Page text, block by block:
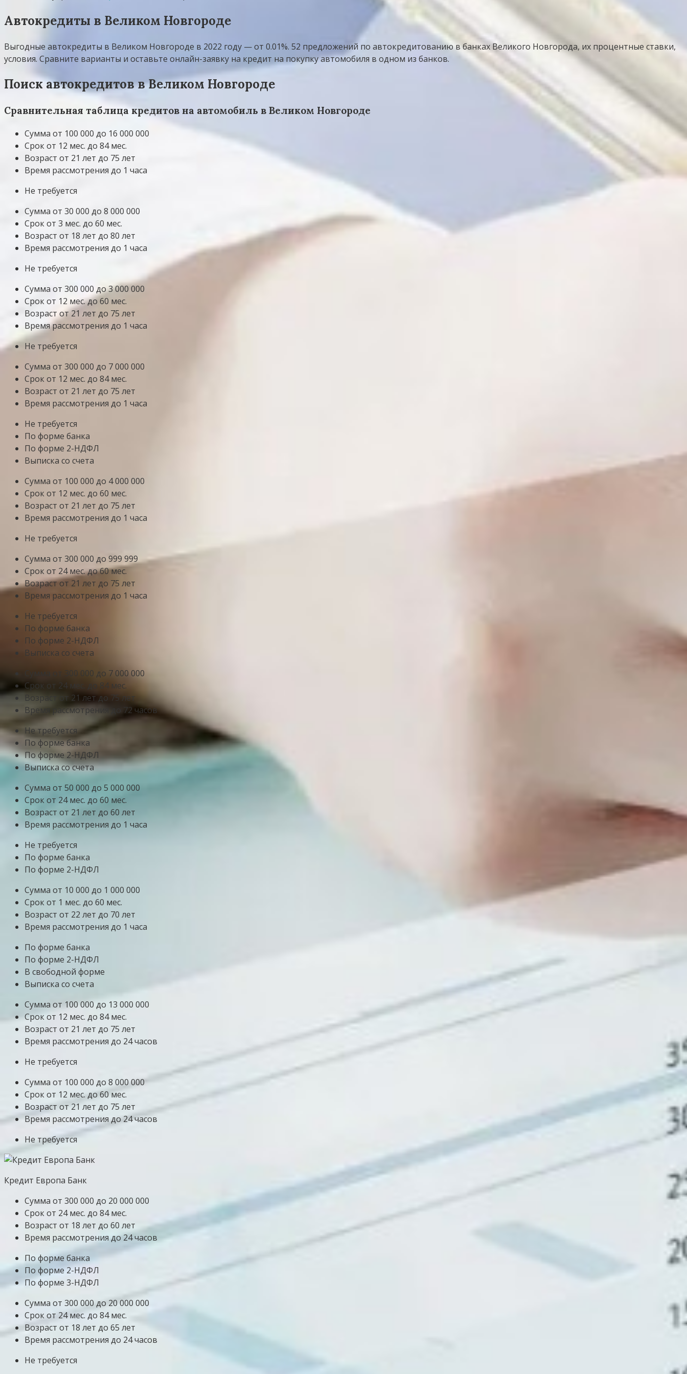
Автокредиты в Великом Новгороде
Выгодные автокредиты в Великом Новгороде в 2022 году — от 0.01%. 52 предложений по автокредитованию в банках Великого Новгорода, их процентные ставки,
условия. Сравните варианты и оставьте онлайн-заявку на кредит на покупку автомобиля в одном из банков.
Поиск автокредитов в Великом Новгороде
Сравнительная таблица кредитов на автомобиль в Великом Новгороде
Сумма от 100 000 до 16 000 000
Срок от 12 мес. до 84 мес.
Возраст от 21 лет до 75 лет
Время рассмотрения до 1 часа
Не требуется
Сумма от 30 000 до 8 000 000
Срок от 3 мес. до 60 мес.
Возраст от 18 лет до 80 лет
Время рассмотрения до 1 часа
Не требуется
Сумма от 300 000 до 3 000 000
Срок от 12 мес. до 60 мес.
Возраст от 21 лет до 75 лет
Время рассмотрения до 1 часа
Не требуется
Сумма от 300 000 до 7 000 000
Срок от 12 мес. до 84 мес.
Возраст от 21 лет до 75 лет
Время рассмотрения до 1 часа
Не требуется
По форме банка
По форме 2-НДФЛ
Выписка со счета
Сумма от 100 000 до 4 000 000
Срок от 12 мес. до 60 мес.
Возраст от 21 лет до 75 лет
Время рассмотрения до 1 часа
Не требуется
Сумма от 300 000 до 999 999
Срок от 24 мес. до 60 мес.
Возраст от 21 лет до 75 лет
Время рассмотрения до 1 часа
Не требуется
По форме банка
По форме 2-НДФЛ
Выписка со счета
Сумма от 300 000 до 7 000 000
Срок от 24 мес. до 84 мес.
Возраст от 21 лет до 75 лет
Время рассмотрения до 72 часов
Не требуется
По форме банка
По форме 2-НДФЛ
Выписка со счета
Сумма от 50 000 до 5 000 000
Срок от 24 мес. до 60 мес.
Возраст от 21 лет до 60 лет
Время рассмотрения до 1 часа
Не требуется
По форме банка
По форме 2-НДФЛ
Сумма от 10 000 до 1 000 000
Срок от 1 мес. до 60 мес.
Возраст от 22 лет до 70 лет
Время рассмотрения до 1 часа
По форме банка
По форме 2-НДФЛ
В свободной форме
Выписка со счета
Сумма от 100 000 до 13 000 000
Срок от 12 мес. до 84 мес.
Возраст от 21 лет до 75 лет
Время рассмотрения до 24 часов
Не требуется
Сумма от 100 000 до 8 000 000
Срок от 12 мес. до 60 мес.
Возраст от 21 лет до 75 лет
Время рассмотрения до 24 часов
Не требуется
Кредит Европа Банк
Сумма от 300 000 до 20 000 000
Срок от 24 мес. до 84 мес.
Возраст от 18 лет до 60 лет
Время рассмотрения до 24 часов
По форме банка
По форме 2-НДФЛ
По форме 3-НДФЛ
Сумма от 300 000 до 20 000 000
Срок от 24 мес. до 84 мес.
Возраст от 18 лет до 65 лет
Время рассмотрения до 24 часов
Не требуется